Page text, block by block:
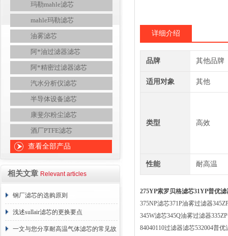
玛勒mahle滤芯
mahle玛勒滤芯
油雾滤芯
阿*油过滤器滤芯
阿*精密过滤器滤芯
汽水分析仪滤芯
半导体设备滤芯
康斐尔粉尘滤芯
酒厂PTFE滤芯
查看全部产品
相关文章 Relevant articles
钢厂滤芯的选购原则
浅述sullair滤芯的更换要点
一文与您分享耐高温气体滤芯的常见故
详细介绍
品牌 其他品牌
适用对象 其他
类型 高效
性能 耐高温
275YP索罗贝格滤芯31YP普优滤
375NP滤芯371P油雾过滤器
345W滤芯345Q油雾过滤器
84040110过滤器滤芯532004普